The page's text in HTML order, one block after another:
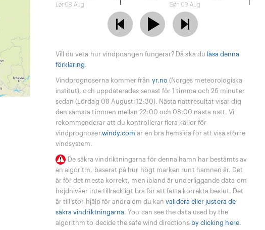
Lør 08 Aug
Søn 09 Aug
Vill du veta hur vindpoängen fungerar? Då ska du läsa denna
förklaring.
Vindprognoserna kommer från yr.no (Norges meteorologiska
institut), och uppdaterades senast för 1 timme och 26 minuter
sedan (Lördag 08 Augusti 12:30). Nästa nattresultat visar dig
den sämsta timmen mellan 22:00 och 08:00 nästa natt. Vi
rekommenderar att du kontrollerar flera källor för
vindprognoser.windy.com är en bra hemsida för att visa större
vindsystem.
De säkra vindriktningarna för denna hamn har bestämts av
en algoritm, baserat på hur högt marken runt hamnen är. Det
är för det mesta korrekt, men ibland är underliggande data om
höjdnivåer inte tillräckligt bra för att fatta korrekta beslut. Det
är till stor hjälp för andra om du kanvalidera eller justera de
säkra vindriktningarna. You can see the data used by the
algorithm to decide the safe wind directions by clicking here.